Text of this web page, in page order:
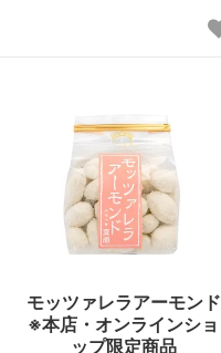
モッツァレラアーモンド
※本店・オンラインショ
ップ限定商品